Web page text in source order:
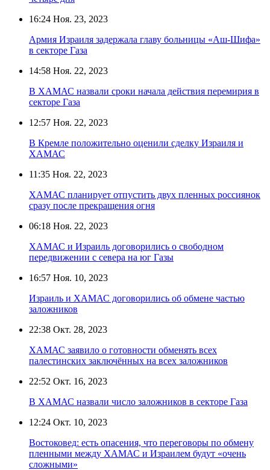
16:24 Ноя. 23, 2023
Армия Израиля задержала главу больницы «Аш-Шифа»
в секторе Газа
14:58 Ноя. 22, 2023
В ХАМАС назвали сроки начала действия перемирия в
секторе Газа
12:57 Ноя. 22, 2023
В Кремле положительно оценили сделку Израиля и
ХАМАС
11:35 Ноя. 22, 2023
ХАМАС планирует отпустить двух пленных россиянок
сразу после прекращения огня
06:18 Ноя. 22, 2023
ХАМАС и Израиль договорились о свободном
передвижении с севера на юг Газы
16:57 Ноя. 10, 2023
Израиль и ХАМАС договорились об обмене частью
заложников
22:38 Окт. 28, 2023
ХАМАС заявило о готовности обменять всех
палестинских заключённых на всех заложников
22:52 Окт. 16, 2023
В ХАМАС назвали число заложников в секторе Газа
12:24 Окт. 10, 2023
Востоковед: есть опасения, что переговоры по обмену
пленными между ХАМАС и Израилем будут «очень
сложными»